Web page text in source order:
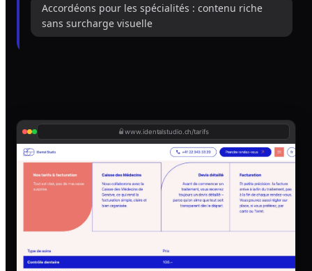
Accordéons pour les spécialités : contenu riche
sans surcharge visuelle
www.identalstudio.ch/tarifs